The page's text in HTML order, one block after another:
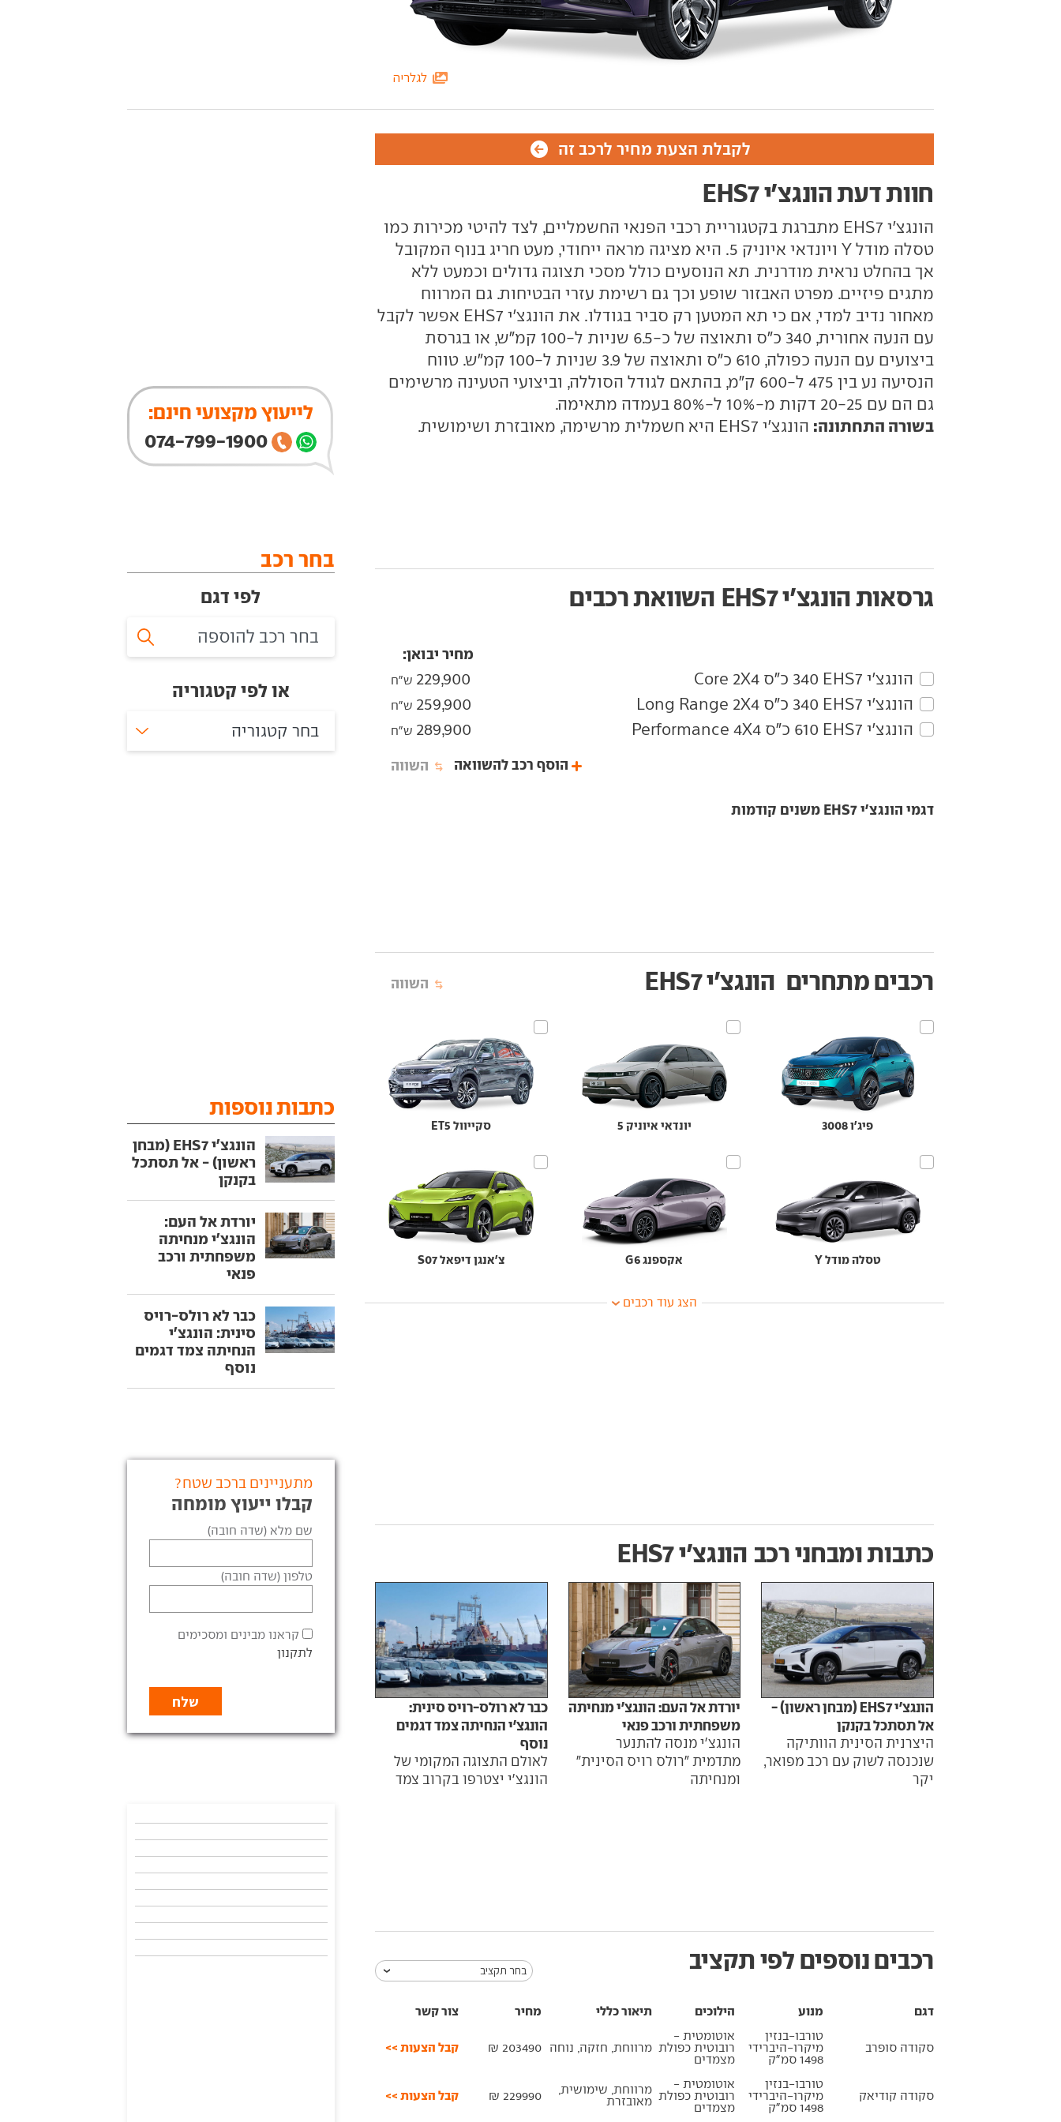
לגלריה
לקבלת הצעת מחיר לרכב זה
חוות דעת הונגצ'י EHS7
הונגצ'י EHS7 מתברגת בקטגוריית רכבי הפנאי החשמליים, לצד להיטי מכירות כמו
טסלה מודל Y ויונדאי איוניק 5. היא מציגה מראה ייחודי, מעט חריג בנוף המקובל
אך בהחלט נראית מודרנית. תא הנוסעים כולל מסכי תצוגה גדולים וכמעט ללא
מתגים פיזיים. מפרט האבזור שופע וכך גם רשימת עזרי הבטיחות. גם המרווח
מאחור נדיב למדי, אם כי תא המטען רק סביר בגודלו. את הונגצ'י EHS7 אפשר לקבל
עם הנעה אחורית, 340 כ"ס ותאוצה של כ-6.5 שניות ל-100 קמ"ש, או בגרסת
ביצועים עם הנעה כפולה, 610 כ"ס ותאוצה של 3.9 שניות ל-100 קמ"ש. טווח
הנסיעה נע בין 475 ל-600 ק"מ, בהתאם לגודל הסוללה, וביצועי הטעינה מרשימים
גם הם עם 20-25 דקות מ-10% ל-80% בעמדה מתאימה.
בשורה התחתונה: הונגצ'י EHS7 היא חשמלית מרשימה, מאובזרת ושימושית.
גרסאות הונגצ'י EHS7 השוואת רכבים
מחיר יבואן:
הונגצ'י‏ EHS7‏ 340 כ"ס Core 2X4 229,900 ש"ח
הונגצ'י‏ EHS7‏ 340 כ"ס Long Range 2X4 259,900 ש"ח
הונגצ'י‏ EHS7‏ 610 כ"ס Performance 4X4 289,900 ש"ח
השווה הוסף רכב להשוואה
דגמי הונגצ'י EHS7 משנים קודמות
רכבים מתחרים הונגצ'י EHS7 השווה
פיג'ו 3008 יונדאי איוניק 5 סקייוול ET5
טסלה מודל Y אקספנג G6 צ'אנגן דיפאל S07
הצג עוד רכבים
כתבות ומבחני רכב הונגצ'י EHS7
הונגצ'י EHS7 (מבחן ראשון) -
אל תסתכל בקנקן
היצרנית הסינית הוותיקה
שנכנסה לשוק עם רכב מפואר,
יקר
יורדת אל העם: הונגצ'י מנחיתה
משפחתית ורכב פנאי
הונגצ'י מנסה להתנער
מתדמית "רולס רויס הסינית"
ומנחיתה
כבר לא רולס-רויס סינית:
הונגצ'י הנחיתה צמד דגמים
נוסף
לאולם התצוגה המקומי של
הונגצ'י יצטרפו בקרוב צמד
רכבים נוספים לפי תקציב בחר תקציב
דגם מנוע הילוכים תיאור כללי מחיר צור קשר
סקודה סופרב
טורבו-בנזין
מיקרו-היברידי
1498 סמ״ק
אוטומטית -
רובוטית כפולת
מצמדים
מרווחת, חזקה, נוחה 203490 ₪ קבל הצעות >>
סקודה קודיאק
טורבו-בנזין
מיקרו-היברידי
1498 סמ״ק
אוטומטית -
רובוטית כפולת
מצמדים
מרווחת, שימושית,
מאובזרת 229990 ₪ קבל הצעות >>
לייעוץ מקצועי חינם:
074-799-1900
בחר רכב
לפי דגם
או לפי קטגוריה
בחר קטגוריה
כתבות נוספות
הונגצ'י EHS7 (מבחן
ראשון) - אל תסתכל
בקנקן
יורדת אל העם:
הונגצ'י מנחיתה
משפחתית ורכב
פנאי
כבר לא רולס-רויס
סינית: הונגצ'י
הנחיתה צמד דגמים
נוסף
מתעניינים ברכב שטח?
קבלו ייעוץ מומחה
שם מלא (שדה חובה)
טלפון (שדה חובה)
קראנו מבינים ומסכימים
לתקנון